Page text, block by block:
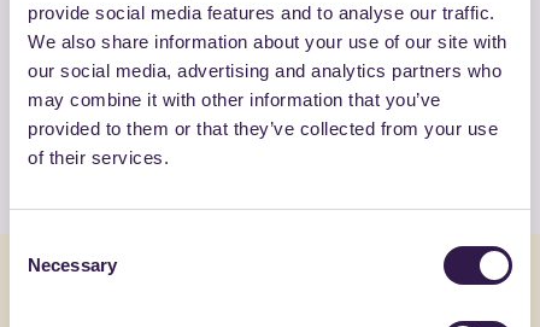
provide social media features and to analyse our traffic.
We also share information about your use of our site with
our social media, advertising and analytics partners who
may combine it with other information that you’ve
provided to them or that they’ve collected from your use
of their services.
Selection
Necessary
ALTRI PRODOTTI
Guarda la lista completa dei prodotti
certificati di ITELYUM
Guarda l’elenco
Potrebbe interessarti anche